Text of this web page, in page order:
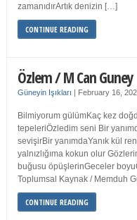
zamanıdırArtık denizin […]
CONTINUE READING
Özlem / M Can Guney
Güneyin Işıkları | February 16,
Bilmiyorum gülümKaç kez
tepeleriÖzledim seni Bir
sevişirBir yanımdaYanık kül
yalnızlığıma kokun olur
buğusu öpüşlerinGeceler
Toplumsal Kaynak / Memduh
CONTINUE READING